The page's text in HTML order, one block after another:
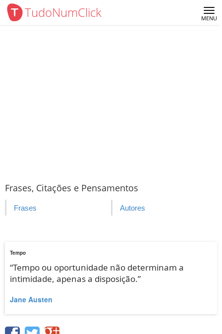
TudoNumClick MENU
Frases, Citações e Pensamentos
Frases Autores
Tempo
“Tempo ou oportunidade não determinam a
intimidade, apenas a disposição.”
Jane Austen